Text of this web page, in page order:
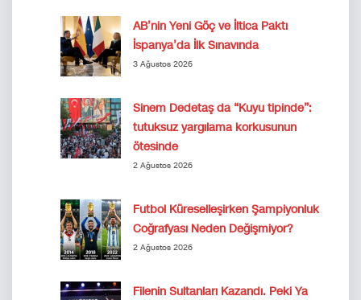
AB’nin Yeni Göç ve İltica Paktı
İspanya’da İlk Sınavında
3 Ağustos 2026
Sinem Dedetaş da “Kuyu tipinde”:
tutuksuz yargılama korkusunun
ötesinde
2 Ağustos 2026
Futbol Küreselleşirken Şampiyonluk
Coğrafyası Neden Değişmiyor?
2 Ağustos 2026
Filenin Sultanları Kazandı. Peki Ya